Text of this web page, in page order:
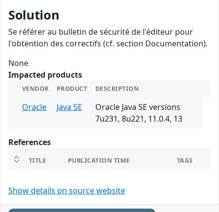
Solution
Se référer au bulletin de sécurité de l'éditeur pour
l'obtention des correctifs (cf. section Documentation).
None
Impacted products
VENDOR PRODUCT DESCRIPTION
Oracle Java SE
Oracle Java SE versions
7u231, 8u221, 11.0.4, 13
References
TITLE PUBLICATION TIME TAGS
Show details on source website